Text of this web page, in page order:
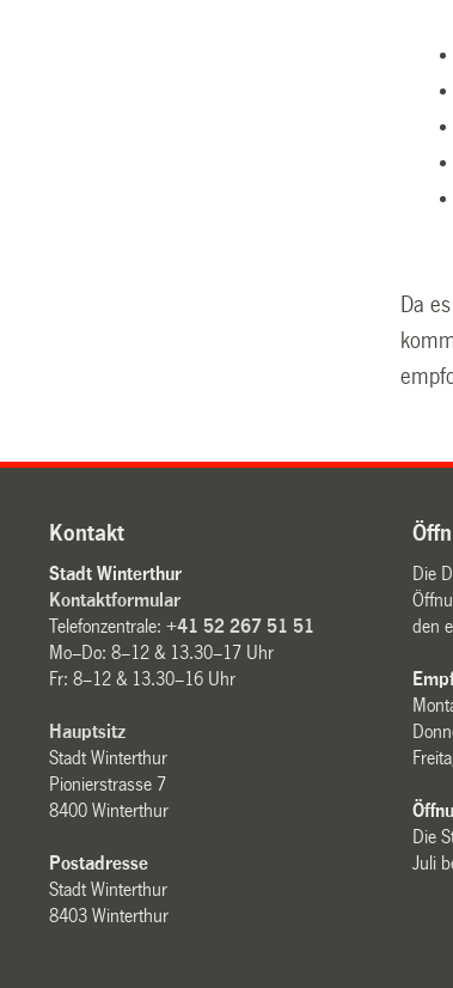
Da
Kontakt
Stadt Winterthur
Kontaktformular
Telefonzentrale:+41 52 267 51 51
Mo–Do: 8–12 & 13.30–17 Uhr
Fr: 8–12 & 13.30–16 Uhr
Hauptsitz
Stadt Winterthur
Pionierstrasse 7
8400 Winterthur
Postadresse
Stadt Winterthur
8403 Winterthur
Die
den
Die
Juli